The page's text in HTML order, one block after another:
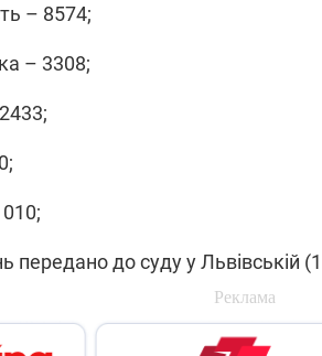
– 8574;
– 3308;
010;
до суду у Львівській
"Око та щит": дрони,
РЕБ і пікапи – триває